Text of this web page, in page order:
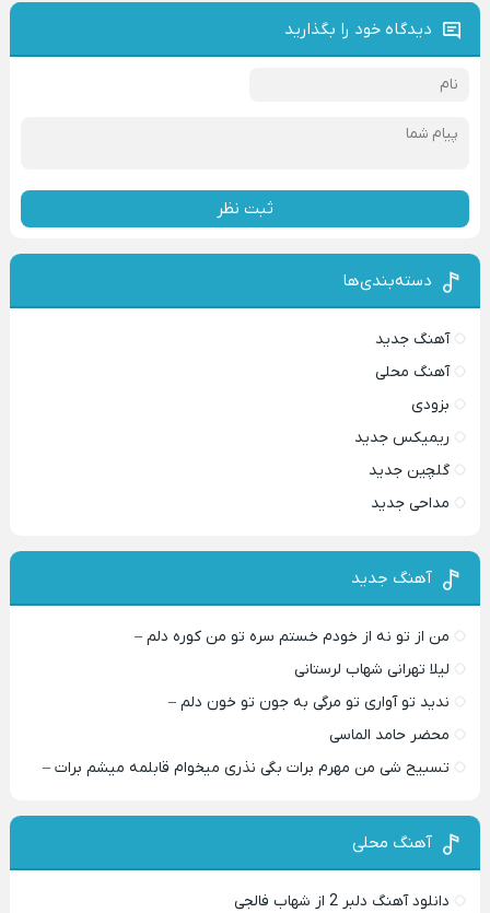
دیدگاه خود را بگذارید
ثبت نظر
دسته‌بندی‌ها
آهنگ جدید
آهنگ محلی
بزودی
ریمیکس جدید
گلچین جدید
مداحی جدید
آهنگ جدید
من از تو نه از خودم خستم سره تو من کوره دلم –
لیلا تهرانی شهاب لرستانی
ندید تو آواری تو مرگی به جون تو خون دلم –
محضر حامد الماسی
تسبیح شی من مهرم برات بگی نذری میخوام قابلمه میشم برات –
آهنگ محلی
دانلود آهنگ دلبر 2 از شهاب فالجی